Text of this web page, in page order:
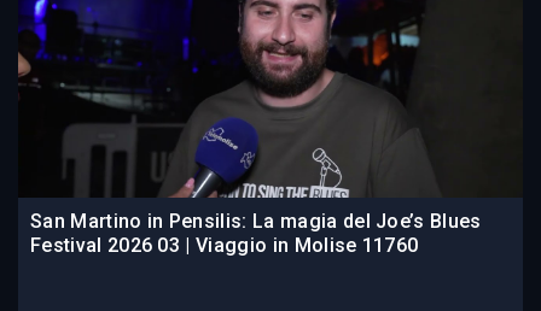
San Martino in Pensilis: La magia del Joe’s Blues
Festival 2026 03 | Viaggio in Molise 11760